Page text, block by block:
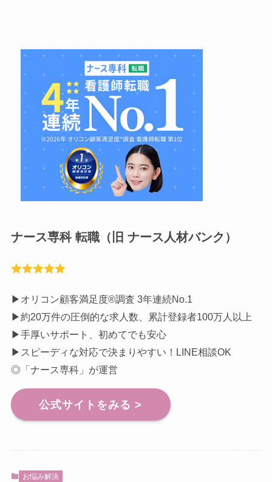
ナース専科 転職（旧 ナース人材バンク）
▶︎オリコン顧客満足度®調査 3年連続No.1
▶︎約20万件の圧倒的な求人数、累計登録者100万人以上
▶︎手厚いサポート、初めてでも安心
▶︎スピーディな対応で決まりやすい！LINE相談OK
◎「ナース専科」が運営
公式サイトをみる >
お悩み解決